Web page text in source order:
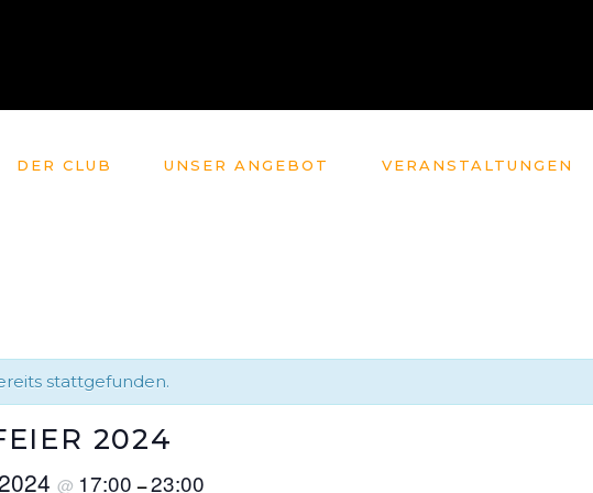
DER CLUB UNSER ANGEBOT VERANSTALTUNGEN
stattgefunden.
2024
@ 17:00–23:00